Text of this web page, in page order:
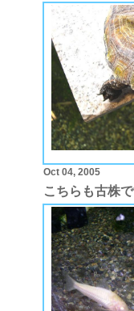
Oct 04, 2005
こちらも古株